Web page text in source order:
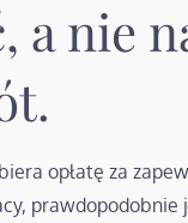
a nie
opłatę za
prawdopodobnie